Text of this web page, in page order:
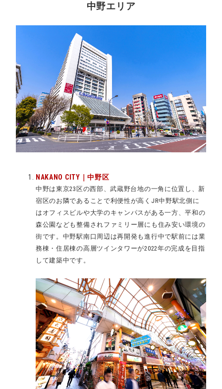
中野エリア
NAKANO CITY｜中野区
中野は東京23区の西部、武蔵野台地の一角に位置し、新
宿区のお隣であることで利便性が高くJR中野駅北側に
はオフィスビルや大学のキャンパスがある一方、平和の
森公園なども整備されファミリー層にも住み安い環境の
街です。中野駅南口周辺は再開発も進行中で駅前には業
務棟・住居棟の高層ツインタワーが2022年の完成を目指
して建築中です。